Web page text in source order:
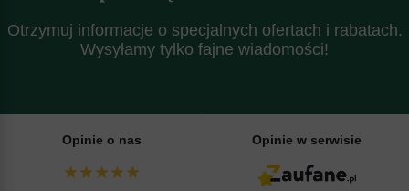
Otrzymuj informacje o specjalnych ofertach i rabatach.
Wysyłamy tylko fajne wiadomości!
Opinie o nas Opinie w serwisie